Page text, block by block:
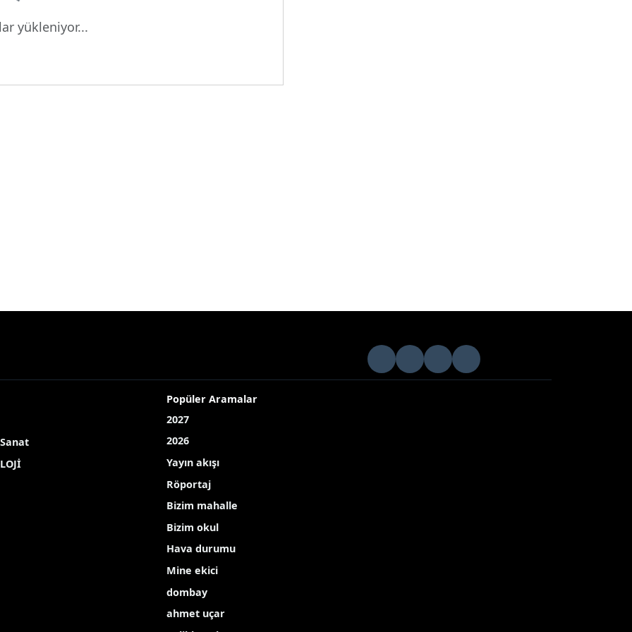
yükleniyor...
Popüler Aramalar
2027
2026
Yayın akışı
Röportaj
Bizim mahalle
Bizim okul
Hava durumu
Mine ekici
dombay
ahmet uçar